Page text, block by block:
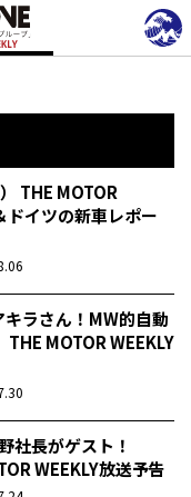
THE MOTOR
ドイツの新車レポー
キラさん！MW的自動
MOTOR WEEKLY
社長がゲスト！
WEEKLY放送予告